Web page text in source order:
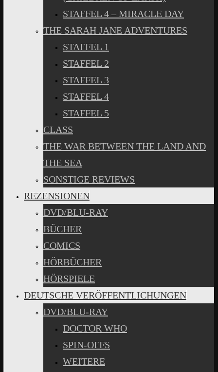
STAFFEL 4 – MIRACLE DAY
THE SARAH JANE ADVENTURES
STAFFEL 1
STAFFEL 2
STAFFEL 3
STAFFEL 4
STAFFEL 5
CLASS
THE WAR BETWEEN THE LAND AND
THE SEA
SONSTIGE REVIEWS
REZENSIONEN
DVD/BLU-RAY
BÜCHER
COMICS
HÖRBÜCHER
HÖRSPIELE
DEUTSCHE VERÖFFENTLICHUNGEN
DVD/BLU-RAY
DOCTOR WHO
SPIN-OFFS
WEITERE